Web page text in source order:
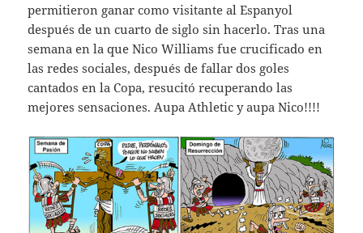
permitieron ganar como visitante al Espanyol
después de un cuarto de siglo sin hacerlo. Tras una
semana en la que Nico Williams fue crucificado en
las redes sociales, después de fallar dos goles
cantados en la Copa, resucitó recuperando las
mejores sensaciones. Aupa Athletic y aupa Nico!!!!